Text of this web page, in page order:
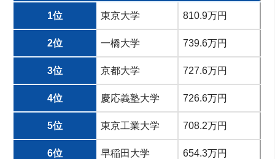
1位 東京大学 810.9万円
2位 一橋大学 739.6万円
3位 京都大学 727.6万円
4位 慶応義塾大学 726.6万円
5位 東京工業大学 708.2万円
6位 早稲田大学 654.3万円